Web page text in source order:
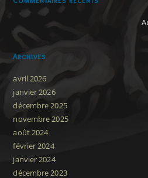
Archives
avril 2026
janvier 2026
décembre 2025
novembre 2025
août 2024
février 2024
janvier 2024
décembre 2023